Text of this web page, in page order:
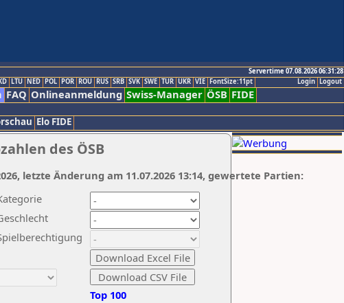
Servertime 07.08.2026 06:31:28
Logout
Login
LTU NED POL POR ROU RUS SRB SVK SWE TUR UKR VIE FontSize:11pt
FAQ Onlineanmeldung Swiss-Manager ÖSB FIDE
Elo FIDE
des ÖSB
Top 100
letzte Änderung am 11.07.2026 13:14, gewertete Partien: